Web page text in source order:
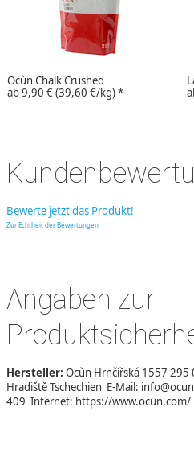
Ocùn Chalk Crushed
ab9,90 €(39,60 €/kg)*
Bewerte jetzt das Produkt!
Zur Echtheit der Bewertungen
Angaben zur
Hersteller: Ocùn Hrnčířská 1557 295
Hradiště Tschechien E-Mail:
409 Internet: https://www.ocun.com/